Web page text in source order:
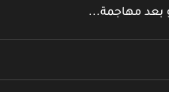
بعد مهاجمة...